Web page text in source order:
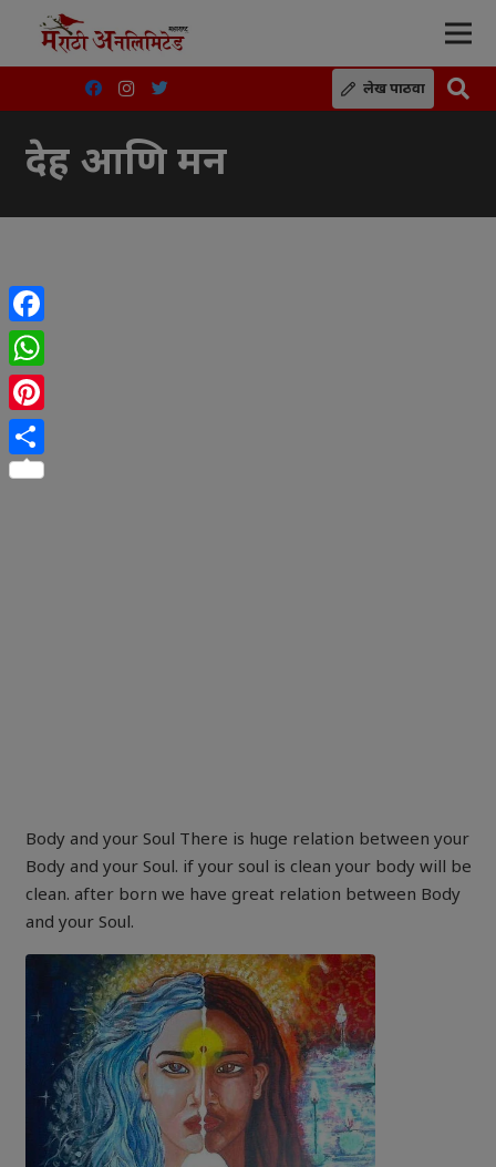
लेख पाठवा
देह आणि मन
Body and your Soul There is huge relation between your
Body and your Soul. if your soul is clean your body will be
clean. after born we have great relation between Body
and your Soul.
Facebook
WhatsApp
Pinterest
Share